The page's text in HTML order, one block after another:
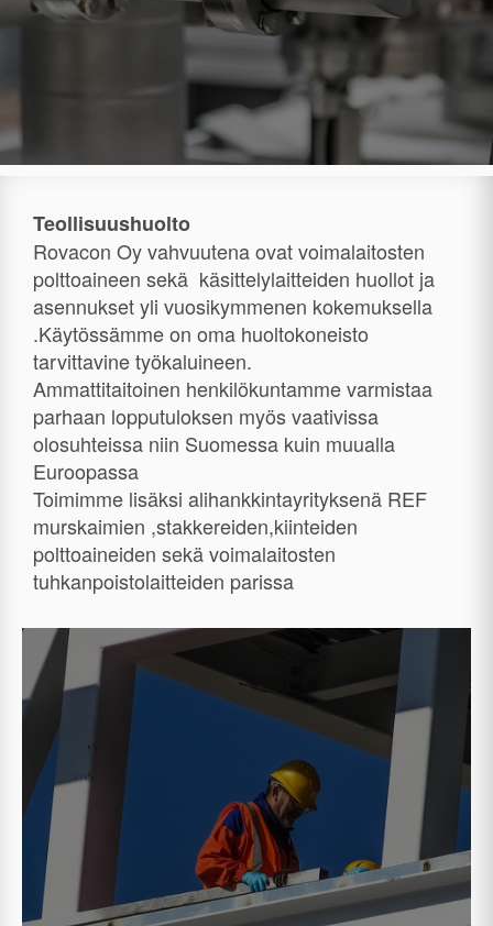
Teollisuushuolto
Rovacon Oy vahvuutena ovat voimalaitosten
polttoaineen sekä käsittelylaitteiden huollot ja
asennukset yli vuosikymmenen kokemuksella
.Käytössämme on oma huoltokoneisto
tarvittavine työkaluineen.
Ammattitaitoinen henkilökuntamme varmistaa
parhaan lopputuloksen myös vaativissa
olosuhteissa niin Suomessa kuin muualla
Euroopassa
Toimimme lisäksi alihankkintayrityksenä REF
murskaimien ,stakkereiden,kiinteiden
polttoaineiden sekä voimalaitosten
tuhkanpoistolaitteiden parissa